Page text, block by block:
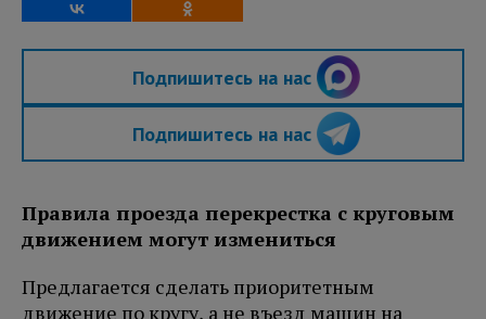
Подпишитесь на нас
Подпишитесь на нас
Правила проезда перекрестка с круговым
движением могут измениться
Предлагается сделать приоритетным
движение по кругу, а не въезд машин на